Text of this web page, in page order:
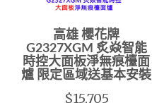
高雄 櫻花牌
G2327XGM 炙焱智能
時控大面板淨無痕檯面
爐 限定區域送基本安裝
$15,705